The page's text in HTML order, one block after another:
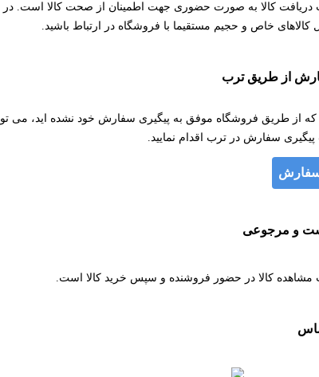
دریافت کالا به صورت حضوری جهت اطمینان از صحت کالا است. در
کالاهای خاص و حجیم مستقیما با فروشگاه در ارتباط باشید.
از طریق ترب
از طریق فروشگاه موفق به پیگیری سفارش خود نشده اید، می
سفارش در ترب اقدام نمایید.
سفارش
و مرجوعی
مشاهده کالا در حضور فروشنده و سپس خرید کالا است.